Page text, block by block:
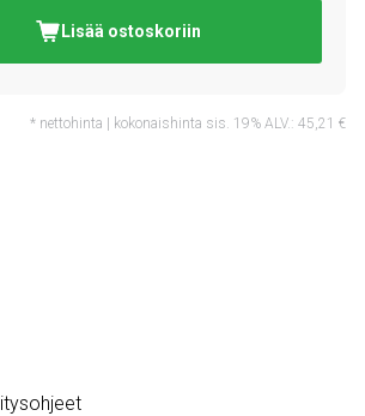
Lisää ostoskoriin
* nettohinta | kokonaishinta sis. 19% ALV.: 45,21 €